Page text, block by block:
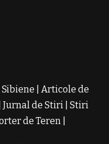
Articole de
Jurnal de Stiri Stiri
de Teren